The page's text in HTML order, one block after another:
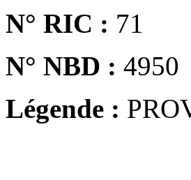
N° RIC : 71
N° NBD : 4950
Légende :